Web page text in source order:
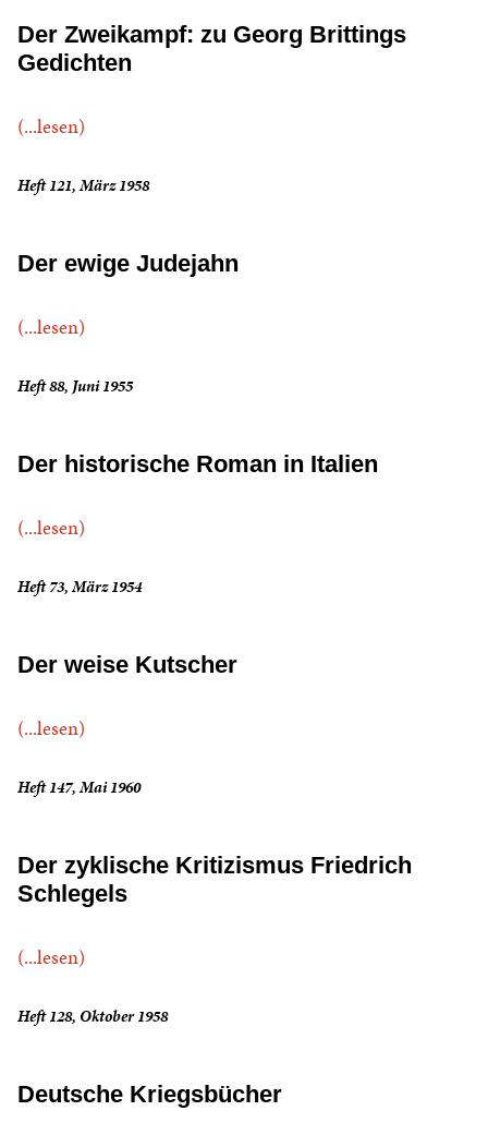
Der Zweikampf: zu Georg Brittings
Gedichten
(...lesen)
Heft 121, März 1958
Der ewige Judejahn
(...lesen)
Heft 88, Juni 1955
Der historische Roman in Italien
(...lesen)
Heft 73, März 1954
Der weise Kutscher
(...lesen)
Heft 147, Mai 1960
Der zyklische Kritizismus Friedrich
Schlegels
(...lesen)
Heft 128, Oktober 1958
Deutsche Kriegsbücher